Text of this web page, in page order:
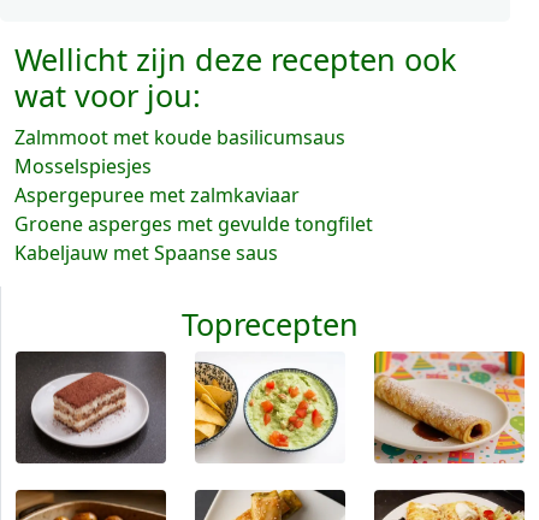
Wellicht zijn deze recepten ook
wat voor jou:
Zalmmoot met koude basilicumsaus
Mosselspiesjes
Aspergepuree met zalmkaviaar
Groene asperges met gevulde tongfilet
Kabeljauw met Spaanse saus
Toprecepten